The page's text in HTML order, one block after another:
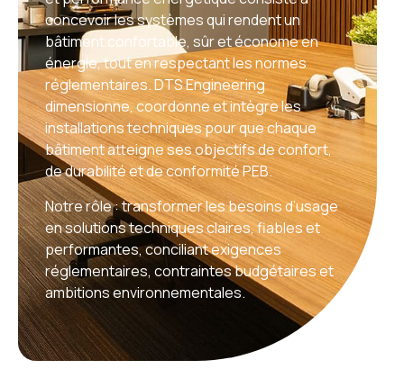
concevoir les systèmes qui rendent un
bâtiment confortable, sûr et économe en
énergie, tout en respectant les normes
réglementaires. DTS Engineering
dimensionne, coordonne et intègre les
installations techniques pour que chaque
bâtiment atteigne ses objectifs de confort,
de durabilité et de conformité PEB.
Notre rôle : transformer les besoins d’usage
en solutions techniques claires, fiables et
performantes, conciliant exigences
réglementaires, contraintes budgétaires et
ambitions environnementales.